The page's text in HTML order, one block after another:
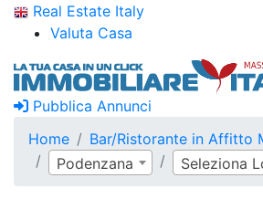
Real Estate Italy
Valuta Casa
Pubblica Annunci
Home
Bar/Ristorante in Affitto
Podenzana
Seleziona